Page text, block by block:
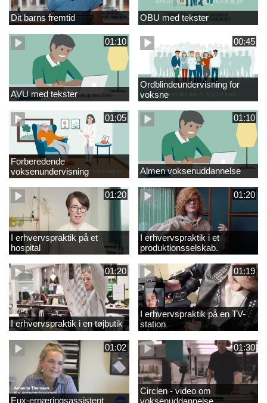
Dit barns fremtid OBU med tekster
01:10
AVU med tekster
00:45
Ordblindeundervisning for
voksne
01:05
Forberedende
voksenundervisning
01:10
Almen voksenuddannelse
01:20
I erhvervspraktik på et
hospital
01:20
I erhvervspraktik i et
produktionsselskab.
01:20
I erhvervspraktik i en tøjbutik
01:19
I erhvervspraktik på en TV-
station
01:02
Eux-ernæringsassistent
01:30
Circlen - video om
voksenuddannelse